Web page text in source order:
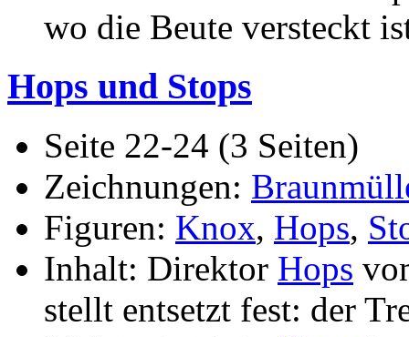
wo die Beute versteckt
Hops und Stops
Seite 22-24 (3 Seiten)
Zeichnungen:
Figuren: Knox, Hops,
Inhalt: Direktor Hops
stellt entsetzt fest: der